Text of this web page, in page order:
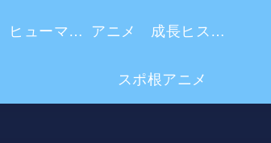
アニメ ヒューマンドラマ アニメ 成長ヒストリー
スポ根アニメ